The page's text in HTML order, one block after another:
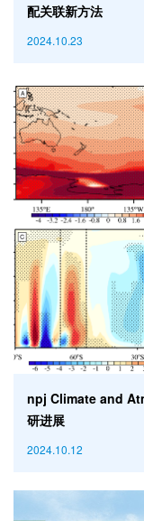
配关联新方法
2024.10.23
npj Climate and
研进展
2024.10.12